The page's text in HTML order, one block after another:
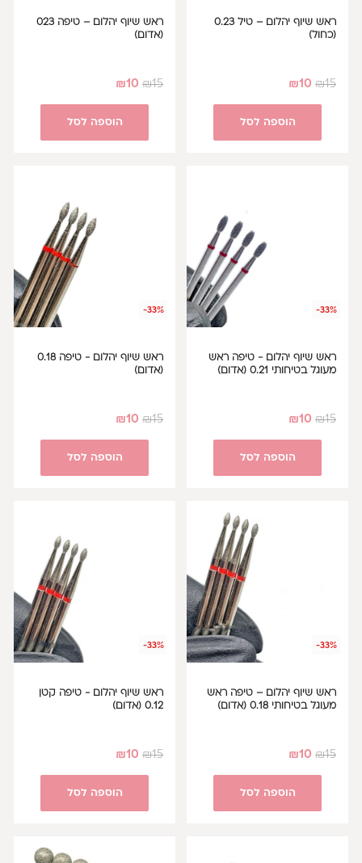
ראש שיוף יהלום – טיל 0.23
(כחול)
₪15
₪10
הוספה לסל
ראש שיוף יהלום – טיפה 023
(אדום)
₪15
₪10
הוספה לסל
-33%
ראש שיוף יהלום - טיפה ראש
מעוגל בטיחותי 0.21 (אדום)
₪15
₪10
הוספה לסל
-33%
ראש שיוף יהלום - טיפה 0.18
(אדום)
₪15
₪10
הוספה לסל
-33%
ראש שיוף יהלום – טיפה ראש
מעוגל בטיחותי 0.18 (אדום)
₪15
₪10
הוספה לסל
-33%
ראש שיוף יהלום - טיפה קטן
0.12 (אדום)
₪15
₪10
הוספה לסל